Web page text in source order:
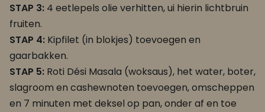
STAP 3: 4 eetlepels olie verhitten, ui hierin lichtbruin
fruiten.
STAP 4: Kipfilet (in blokjes) toevoegen en
gaarbakken.
STAP 5: Roti Dési Masala (woksaus), het water, boter,
slagroom en cashewnoten toevoegen, omscheppen
en 7 minuten met deksel op pan, onder af en toe